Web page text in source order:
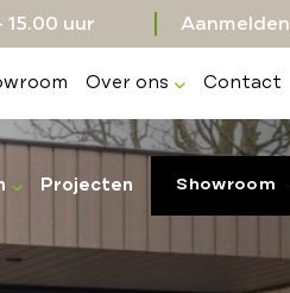
uur Aanmelden
Over ons Contact
Projecten Showroom